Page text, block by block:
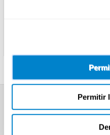
Permitir
SUPERMERCADO